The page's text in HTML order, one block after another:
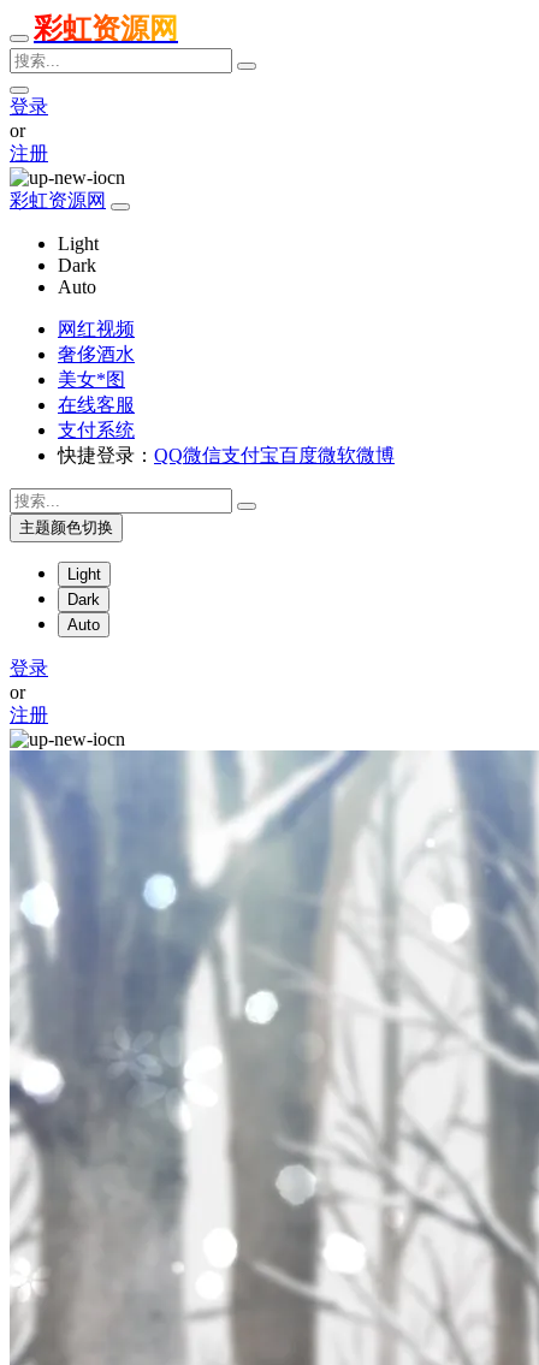
彩虹资源网
登录
or
注册
彩虹资源网
Light
Dark
Auto
网红视频
奢侈酒水
美女*图
在线客服
支付系统
快捷登录： QQ微信支付宝百度微软微博
主题颜色切换
Light
Dark
Auto
登录
or
注册